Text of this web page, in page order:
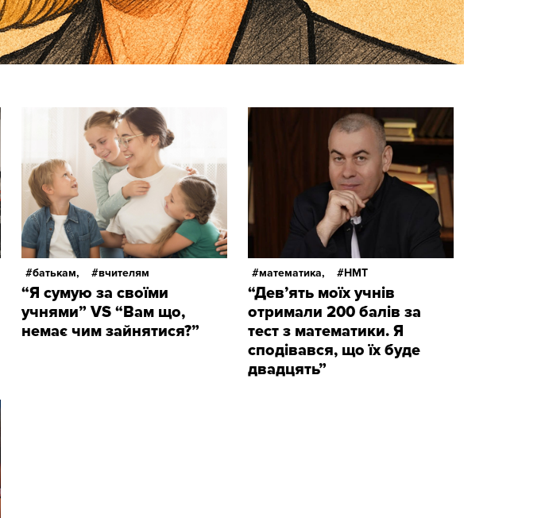
батькам, вчителям
“Я сумую за своїми
учнями” VS “Вам що,
немає чим зайнятися?”
математика, НМТ
“Дев’ять моїх учнів
отримали 200 балів за
тест з математики. Я
сподівався, що їх буде
двадцять”